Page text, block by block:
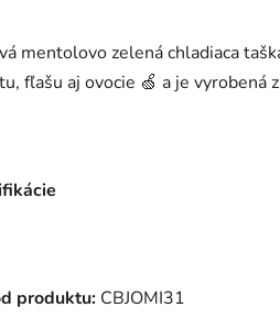
mentolovo zelená chladiaca
fľašu aj ovocie 🍏 a je vyrobená
produktu: CBJOMI31